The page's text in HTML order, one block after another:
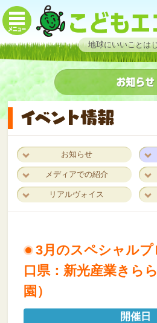
地球にいいことは
お知らせ
メディアでの紹介
リアルヴォイス
3月のスペシャル
口県：新光産業きら
園）
開催日